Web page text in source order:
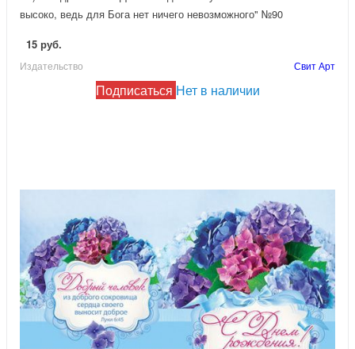
высоко, ведь для Бога нет ничего невозможного" №90
15 руб.
Издательство Свит Арт
Подписаться Нет в наличии